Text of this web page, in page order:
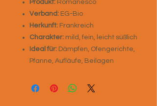
Produkt: Romanesco
Verband: EG-Bio
Herkunft: Frankreich
Charakter: mild, fein, leicht süßlich
Ideal für: Dämpfen, Ofengerichte,
Pfanne, Aufläufe, Beilagen